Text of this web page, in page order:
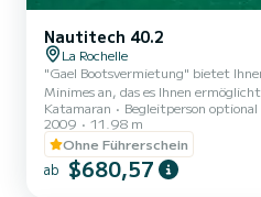
Nautitech 40.2
La Rochelle
"Gael Bootsvermietung" bietet
Minimes an, das es Ihnen
einer freundlichen und familiären
länger zu entdecken. Das Boot ist
Bord finden Sie die gesamte
Unterhaltungsmöglichkeiten:
36 bis 45), Ausrüstung für
Katamaran Begleitperson optional
2009
11.98 m
Ohne Führerschein
ab $680,57